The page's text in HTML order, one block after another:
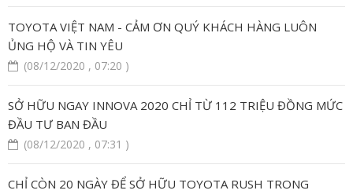
TOYOTA VIỆT NAM - CẢM ƠN QUÝ KHÁCH HÀNG LUÔN
ỦNG HỘ VÀ TIN YÊU
(08/12/2020 , 07:20 )
SỞ HỮU NGAY INNOVA 2020 CHỈ TỪ 112 TRIỆU ĐỒNG MỨC
ĐẦU TƯ BAN ĐẦU
(08/12/2020 , 07:31 )
CHỈ CÒN 20 NGÀY ĐỂ SỞ HỮU TOYOTA RUSH TRONG